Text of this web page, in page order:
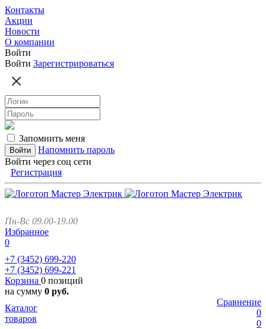
Контакты
Акции
Новости
О компании
Войти
Войти Зарегистрироваться
Запомнить меня
Напомнить пароль
Войти через соц сети
Регистрация
Пн-Вс 09.00-19.00
Избранное
0
+7 (3452) 699-220
+7 (3452) 699-221
Корзина 0 позиций
на сумму 0 руб.
Сравнение
0
0
Каталог
товаров